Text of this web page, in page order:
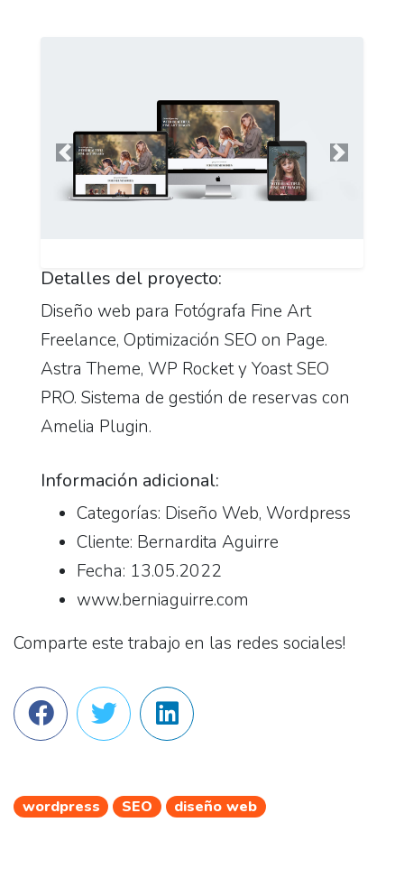
Anterior
Detalles del proyecto:
Diseño web para Fotógrafa Fine Art
Freelance, Optimización SEO on Page.
Astra Theme, WP Rocket y Yoast SEO
PRO. Sistema de gestión de reservas con
Amelia Plugin.
Información adicional:
Categorías: Diseño Web, Wordpress
Cliente: Bernardita Aguirre
Fecha: 13.05.2022
www.berniaguirre.com
Comparte este trabajo en las redes sociales!
wordpress SEO diseño web